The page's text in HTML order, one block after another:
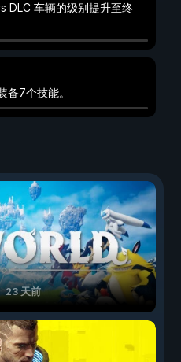
DLC 车辆的级别提升至终
备7个技能。
23 天前